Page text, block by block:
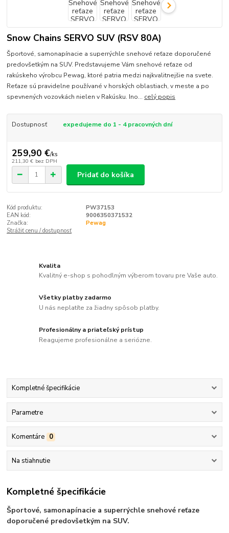
Snow Chains SERVO SUV (RSV 80A)
Športové, samonapínacie a superrýchle snehové reťaze doporučené
predovšetkým na SUV. Predstavujeme Vám snehové reťaze od
rakúskeho výrobcu Pewag, ktoré patria medzi najkvalitnejšie na svete.
Reťaze sú pravidelne používané v horských oblastiach, v meste a po
spevnených vozovkách nielen v Rakúsku. Ino... celý popis
Dostupnosť expedujeme do 1 - 4 pracovných dní
259,90 €/ks
211,30 € bez DPH
Pridať do košíka
Kód produktu:
PW37153
EAN kód:
9006350371532
Značka:
Pewag
Strážiť cenu / dostupnosť
Kvalita
Kvalitný e-shop s pohodlným výberom tovaru pre Vaše auto.
Všetky platby zadarmo
U nás neplatíte za žiadny spôsob platby.
Profesionálny a priateľský prístup
Reagujeme profesionálne a seriózne.
Kompletné špecifikácie
Parametre
Komentáre 0
Na stiahnutie
Kompletné špecifikácie
Športové, samonapínacie a superrýchle snehové reťaze
doporučené predovšetkým na SUV.